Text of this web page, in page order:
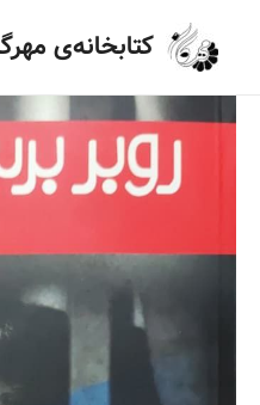
کتابخانه‌ی